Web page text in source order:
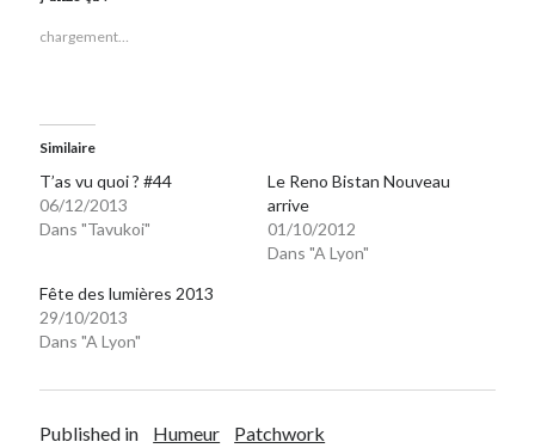
Renaud Ducher
On parle de quoi ?
A Lyon
Bon plan du dimanche
Engagé
Geek
Humeur
Lectures
chargement…
Similaire
T’as vu quoi ? #44
06/12/2013
Dans "Tavukoi"
Le Reno Bistan Nouveau
arrive
01/10/2012
Dans "A Lyon"
Fête des lumières 2013
29/10/2013
Dans "A Lyon"
Published in Humeur Patchwork